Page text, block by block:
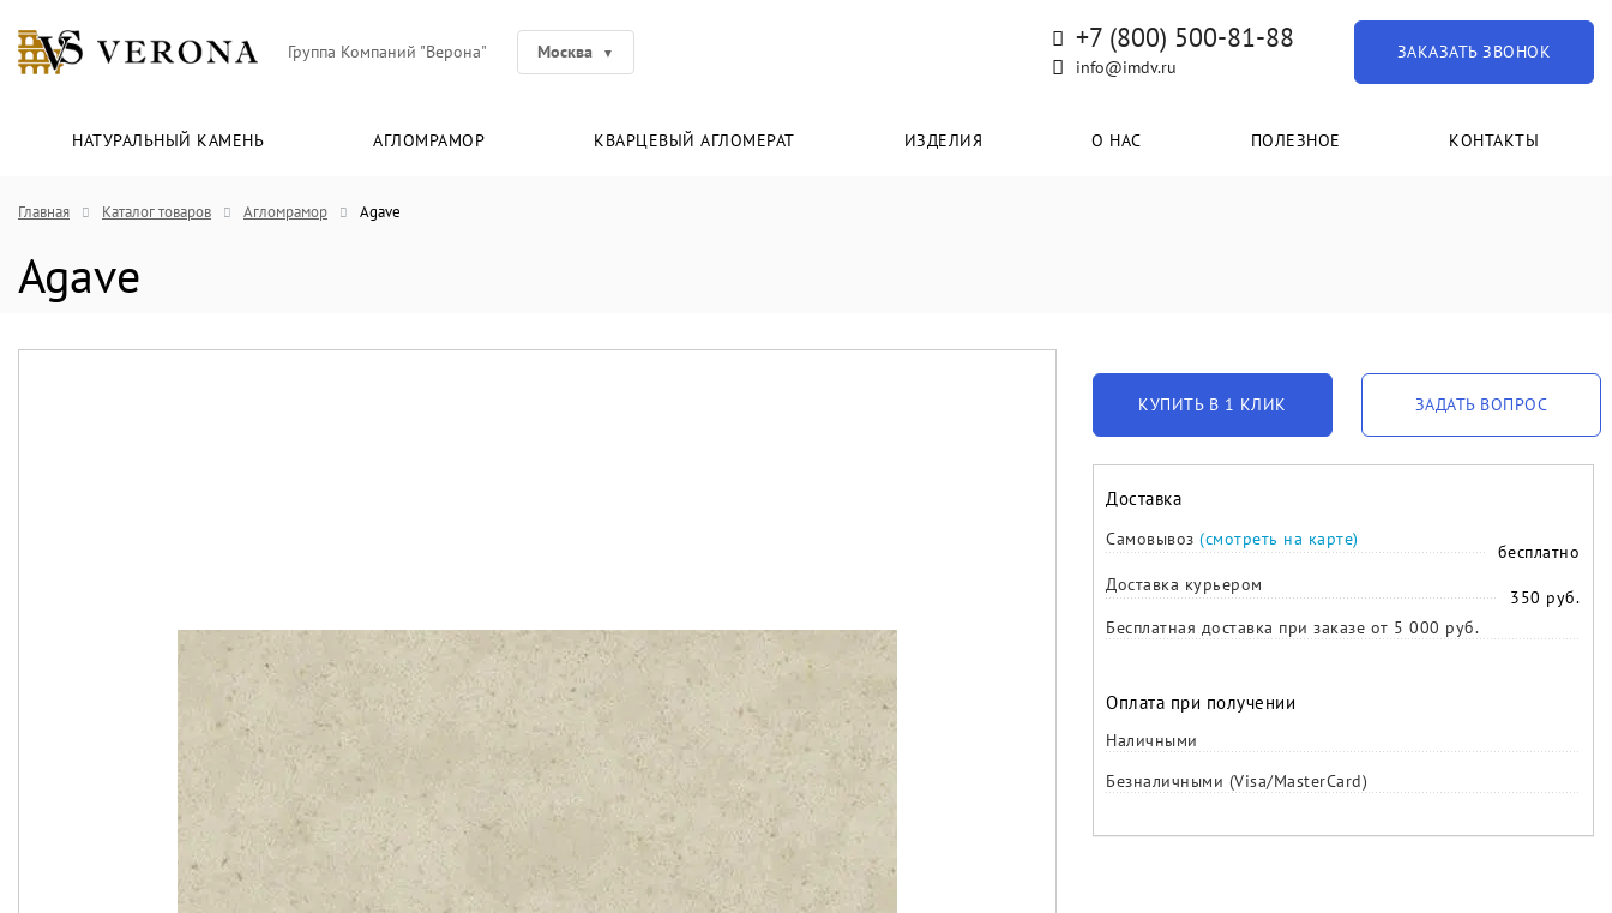
Группа Компаний "Верона" Москва +7 (800) 500-81-88
info@imdv.ru
ЗАКАЗАТЬ ЗВОНОК
НАТУРАЛЬНЫЙ КАМЕНЬ АГЛОМРАМОР КВАРЦЕВЫЙ АГЛОМЕРАТ ИЗДЕЛИЯ О НАС ПОЛЕЗНОЕ КОНТАКТЫ
Главная Каталог товаров Агломрамор Agave
Agave
КУПИТЬ В 1 КЛИК ЗАДАТЬ ВОПРОС
Доставка
Самовывоз (смотреть на карте)
бесплатно
Доставка курьером
350 руб.
Бесплатная доставка при заказе от 5 000 руб.
Оплата при получении
Наличными
Безналичными (Visa/MasterCard)